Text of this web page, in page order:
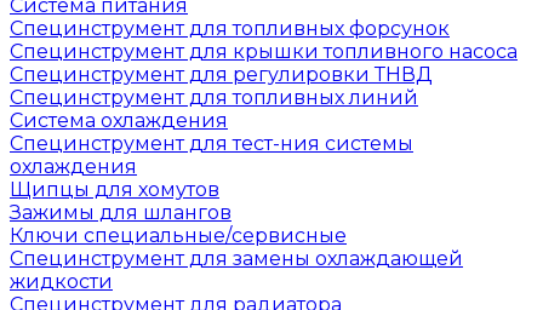
Система питания
Специнструмент для топливных форсунок
Специнструмент для крышки топливного насоса
Специнструмент для регулировки ТНВД
Специнструмент для топливных линий
Система охлаждения
Специнструмент для тест-ния системы
охлаждения
Щипцы для хомутов
Зажимы для шлангов
Ключи специальные/сервисные
Специнструмент для замены охлаждающей
жидкости
Специнструмент для радиатора